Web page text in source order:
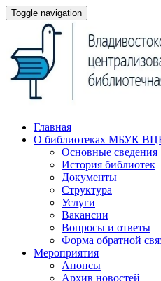
Toggle navigation
Главная
О библиотеках МБУК
Основные сведения
История библиотек
Документы
Структура
Услуги
Вакансии
Вопросы и ответы
Форма обратной
Мероприятия
Анонсы
Архив новостей